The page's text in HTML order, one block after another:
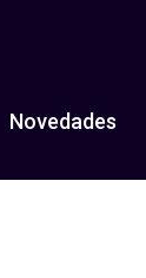
Novedades